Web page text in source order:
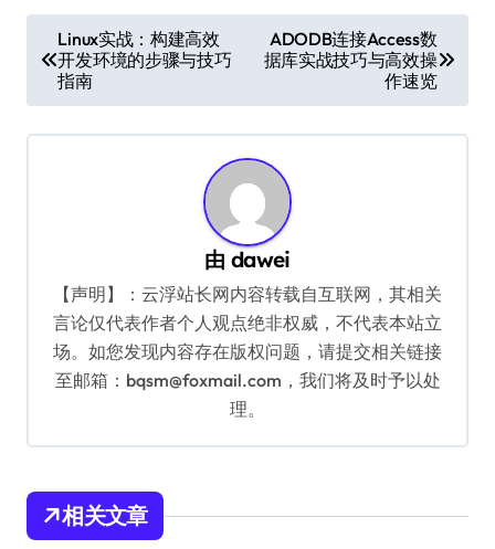
章
导
航
Linux实战：构建高效
开发环境的步骤与技巧
指南
ADODB连接Access数
据库实战技巧与高效操
作速览
由dawei
【声明】：云浮站长网内容转载自互联网，其相关
言论仅代表作者个人观点绝非权威，不代表本站立
场。如您发现内容存在版权问题，请提交相关链接
至邮箱：bqsm@foxmail.com，我们将及时予以处
理。
相关文章